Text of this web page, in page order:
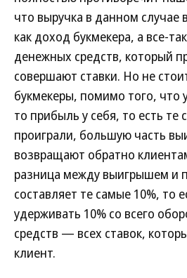
что выручка в данном случае
как доход букмекера, а все-
денежных средств, который
совершают ставки. Но не
букмекеры, помимо того, что
то прибыль у себя, то есть те
проиграли, большую часть
возвращают обратно
разница между выигрышем и
составляет те самые 10%, то
удерживать 10% со всего
средств — всех ставок,
клиент.